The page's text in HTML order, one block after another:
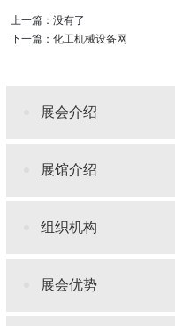
上一篇：没有了
下一篇：化工机械设备网
展会介绍
展馆介绍
组织机构
展会优势